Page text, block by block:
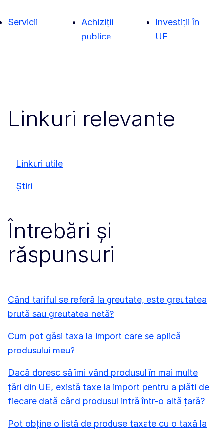
Servicii
Achiziții
publice
Investiții în
UE
Linkuri relevante
Linkuri utile
Știri
Întrebări și
răspunsuri
Când tariful se referă la greutate, este greutatea
brută sau greutatea netă?
Cum pot găsi taxa la import care se aplică
produsului meu?
Dacă doresc să îmi vând produsul în mai multe
țări din UE, există taxe la import pentru a plăti de
fiecare dată când produsul intră într-o altă țară?
Pot obține o listă de produse taxate cu o taxă la